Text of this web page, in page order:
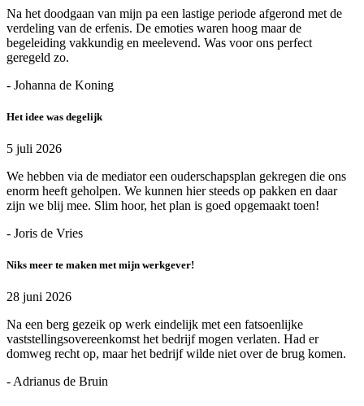
Na het doodgaan van mijn pa een lastige periode afgerond met de
verdeling van de erfenis. De emoties waren hoog maar de
begeleiding vakkundig en meelevend. Was voor ons perfect
geregeld zo.
- Johanna de Koning
Het idee was degelijk
5 juli 2026
We hebben via de mediator een ouderschapsplan gekregen die ons
enorm heeft geholpen. We kunnen hier steeds op pakken en daar
zijn we blij mee. Slim hoor, het plan is goed opgemaakt toen!
- Joris de Vries
Niks meer te maken met mijn werkgever!
28 juni 2026
Na een berg gezeik op werk eindelijk met een fatsoenlijke
vaststellingsovereenkomst het bedrijf mogen verlaten. Had er
domweg recht op, maar het bedrijf wilde niet over de brug komen.
- Adrianus de Bruin